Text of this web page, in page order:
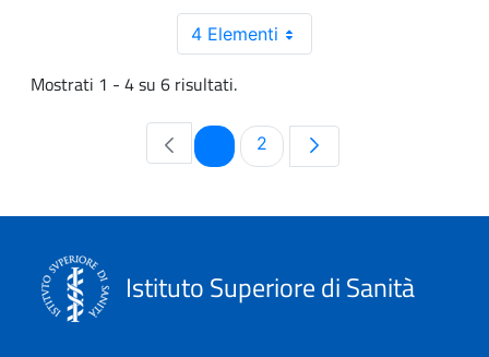
4 Elementi
Mostrati 1 - 4 su 6 risultati.
PaginaPagina
2
Istituto Superiore di Sanità